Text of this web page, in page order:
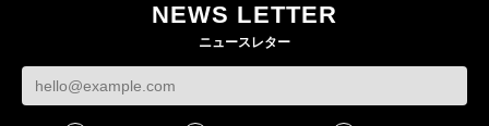
ケットなど7型を発売
FASHION
をラインナップ
LIFESTYLE
NEWS LETTER
ニュースレター